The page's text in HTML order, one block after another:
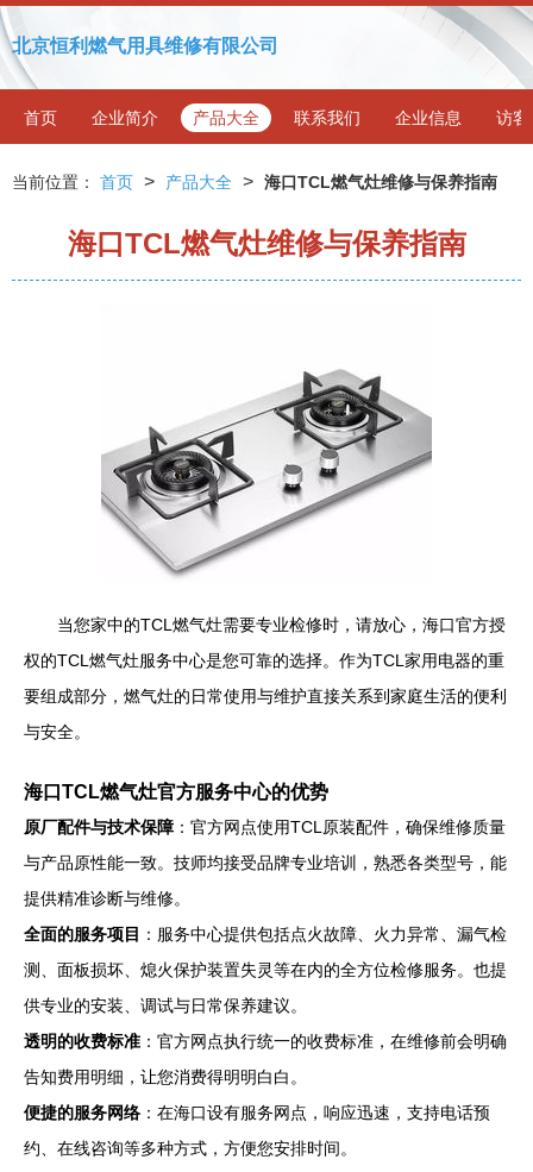
北京恒利燃气用具维修有限公司
首页 企业简介 产品大全 联系我们 企业信息 访客
当前位置： 首页 > 产品大全 > 海口TCL燃气灶维修与保养指南
海口TCL燃气灶维修与保养指南
当您家中的TCL燃气灶需要专业检修时，请放心，海口官方授
权的TCL燃气灶服务中心是您可靠的选择。作为TCL家用电器的重
要组成部分，燃气灶的日常使用与维护直接关系到家庭生活的便利
与安全。
海口TCL燃气灶官方服务中心的优势
原厂配件与技术保障 ：官方网点使用TCL原装配件，确保维修质量
与产品原性能一致。技师均接受品牌专业培训，熟悉各类型号，能
提供精准诊断与维修。
全面的服务项目 ：服务中心提供包括点火故障、火力异常、漏气检
测、面板损坏、熄火保护装置失灵等在内的全方位检修服务。也提
供专业的安装、调试与日常保养建议。
透明的收费标准 ：官方网点执行统一的收费标准，在维修前会明确
告知费用明细，让您消费得明明白白。
便捷的服务网络 ：在海口设有服务网点，响应迅速，支持电话预
约、在线咨询等多种方式，方便您安排时间。